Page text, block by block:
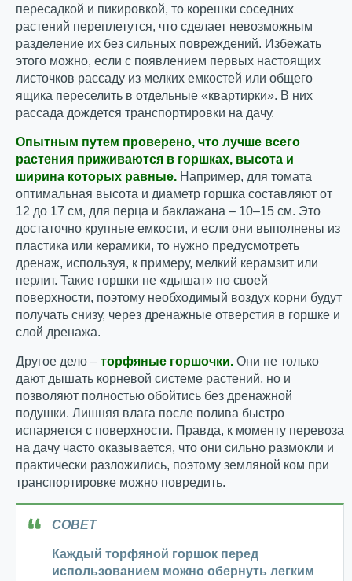
пересадкой и пикировкой, то корешки соседних
растений переплетутся, что сделает невозможным
разделение их без сильных повреждений. Избежать
этого можно, если с появлением первых настоящих
листочков рассаду из мелких емкостей или общего
ящика переселить в отдельные «квартирки». В них
рассада дождется транспортировки на дачу.
Опытным путем проверено, что лучше всего
растения приживаются в горшках, высота и
ширина которых равные. Например, для томата
оптимальная высота и диаметр горшка составляют от
12 до 17 см, для перца и баклажана – 10–15 см. Это
достаточно крупные емкости, и если они выполнены из
пластика или керамики, то нужно предусмотреть
дренаж, используя, к примеру, мелкий керамзит или
перлит. Такие горшки не «дышат» по своей
поверхности, поэтому необходимый воздух корни будут
получать снизу, через дренажные отверстия в горшке и
слой дренажа.
Другое дело – торфяные горшочки. Они не только
дают дышать корневой системе растений, но и
позволяют полностью обойтись без дренажной
подушки. Лишняя влага после полива быстро
испаряется с поверхности. Правда, к моменту перевоза
на дачу часто оказывается, что они сильно размокли и
практически разложились, поэтому земляной ком при
транспортировке можно повредить.
СОВЕТ
Каждый торфяной горшок перед
использованием можно обернуть легким